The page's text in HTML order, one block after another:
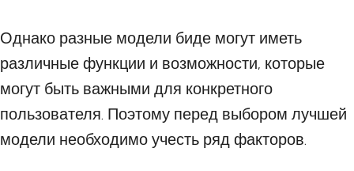
Однако разные модели биде могут иметь
различные функции и возможности, которые
могут быть важными для конкретного
пользователя. Поэтому перед выбором лучшей
модели необходимо учесть ряд факторов.